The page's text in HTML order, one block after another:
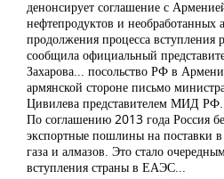
денонсирует соглашение с
нефтепродуктов и необработанных
продолжения процесса вступления
сообщила официальный
Захарова... посольство РФ в
армянской стороне письмо
Цивилева представителем МИД
По соглашению 2013 года Россия
экспортные пошлины на поставки
газа и алмазов. Это стало
вступления страны в ЕАЭС...